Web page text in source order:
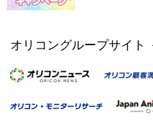
オリコングループサイト